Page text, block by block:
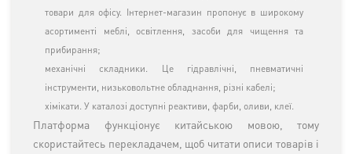
товари для офісу. Інтернет-магазин пропонує в широкому
асортименті меблі, освітлення, засоби для чищення та
прибирання;
механічні складники. Це гідравлічні, пневматичні
інструменти, низьковольтне обладнання, різні кабелі;
хімікати. У каталозі доступні реактиви, фарби, оливи, клеї.
Платформа функціонує китайською мовою, тому
скористайтесь перекладачем, щоб читати описи товарів і